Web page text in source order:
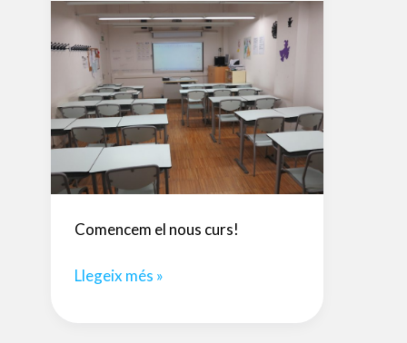
Comencem el nous curs!
INICI
Llegeix més »